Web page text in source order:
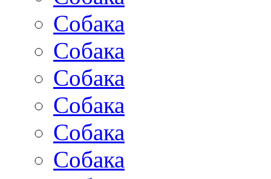
Собака
Собака
Собака
Собака
Собака
Собака